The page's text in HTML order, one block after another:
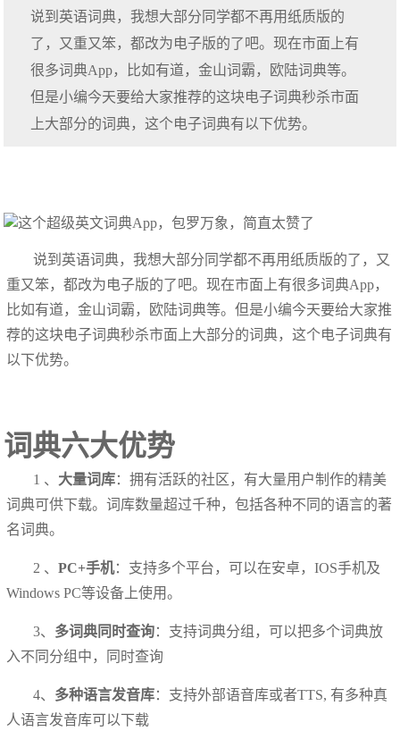
说到英语词典，我想大部分同学都不再用纸质版的
了，又重又笨，都改为电子版的了吧。现在市面上有
很多词典App，比如有道，金山词霸，欧陆词典等。
但是小编今天要给大家推荐的这块电子词典秒杀市面
上大部分的词典，这个电子词典有以下优势。
说到英语词典，我想大部分同学都不再用纸质版的了，又
重又笨，都改为电子版的了吧。现在市面上有很多词典App，
比如有道，金山词霸，欧陆词典等。但是小编今天要给大家推
荐的这块电子词典秒杀市面上大部分的词典，这个电子词典有
以下优势。
词典六大优势
1 、 大量词库：拥有活跃的社区，有大量用户制作的精美
词典可供下载。词库数量超过千种，包括各种不同的语言的著
名词典。
2 、PC+手机：支持多个平台，可以在安卓，IOS手机及
Windows PC等设备上使用。
3、 多词典同时查询：支持词典分组，可以把多个词典放
入不同分组中，同时查询
4、 多种语言发音库：支持外部语音库或者TTS, 有多种真
人语言发音库可以下载